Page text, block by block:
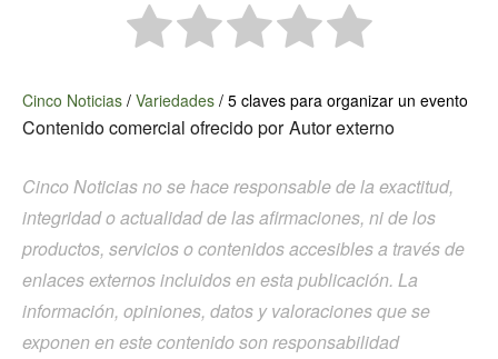
Cinco Noticias / Variedades / 5 claves para organizar un evento
Contenido comercial ofrecido por Autor externo
Cinco Noticias no se hace responsable de la exactitud,
integridad o actualidad de las afirmaciones, ni de los
productos, servicios o contenidos accesibles a través de
enlaces externos incluidos en esta publicación. La
información, opiniones, datos y valoraciones que se
exponen en este contenido son responsabilidad